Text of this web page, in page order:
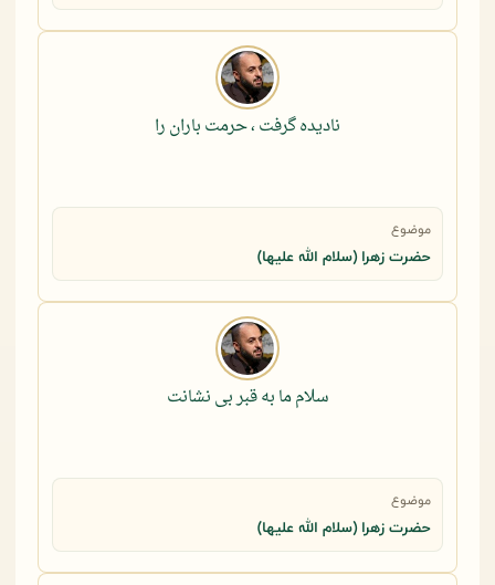
نادیده گرفت ، حرمت باران را
موضوع
حضرت زهرا (سلام الله علیها)
سلام ما به قبر بی نشانت
موضوع
حضرت زهرا (سلام الله علیها)